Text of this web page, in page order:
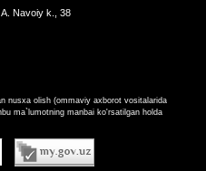
Navoiy k., 38
nusxa olish (ommaviy axborot vositalarida
ma`lumotning manbai ko'rsatilgan holda